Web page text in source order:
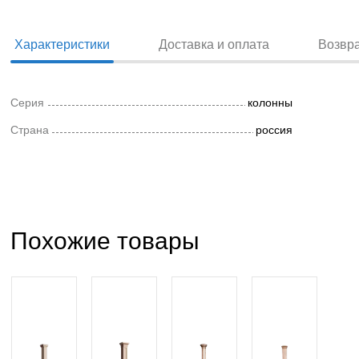
Характеристики Доставка и оплата
Серия колонны
Страна россия
Похожие товары